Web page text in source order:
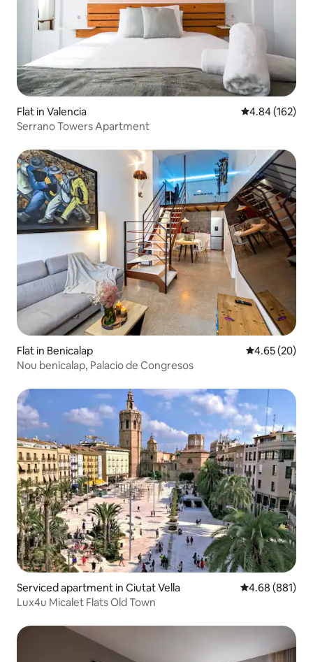
Flat in Valencia 4.84 out of 5
4.84 (162)
Serrano Towers Apartment
Flat in Benicalap 4.65 out of 5
4.65 (20)
Nou benicalap, Palacio de Congresos
Serviced apartment in Ciutat Vella 4.68 out of 5
4.68 (881)
Lux4u Micalet Flats Old Town